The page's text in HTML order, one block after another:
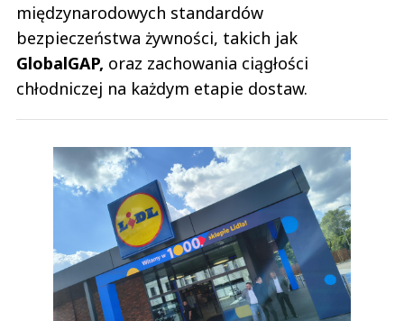
międzynarodowych standardów
bezpieczeństwa żywności, takich jak
GlobalGAP, oraz zachowania ciągłości
chłodniczej na każdym etapie dostaw.